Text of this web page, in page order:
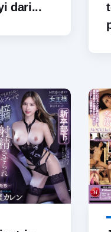
dari...